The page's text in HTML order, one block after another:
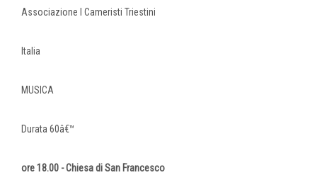
Associazione I Cameristi Triestini
Italia
MUSICA
Durata 60â€™
ore 18.00 - Chiesa di San Francesco